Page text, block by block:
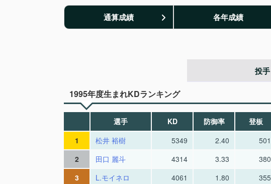
通算成績 各年成績
投手
1995年度生まれKDランキング
選手 KD 防御率 登板
1
松井 裕樹 5349 2.40 501
2
田口 麗斗 4314 3.33 380
3
L.モイネロ 4061 1.80 355